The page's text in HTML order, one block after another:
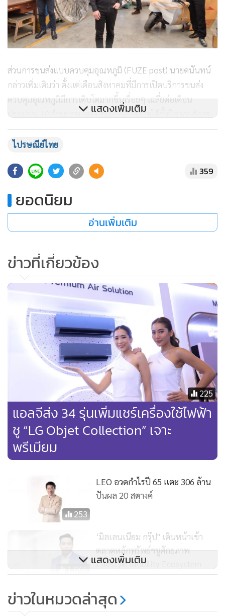
ส่วนการขนส่งแบบควบคุมอุณหภูมิ (FUZE post) นายดนันทน์
กล่าวเพิ่มเติมว่า ตั้งแต่เดือนสิงหาคมที่มีการเปิดบริการขนส่ง
ควบคุมอุณหภูมิมีการเติบโตมากขึ้นเรื่อยๆ เฉลี่ยต่อเดือน
ประมาณ 10 ล้านบาท โดยประมาณการรายได้ทั้งปีจากบริการ
ดังกล่าวจะอยู่ที่ 100 ล้านบาท ซึ่งหลังจากนี้อยู่ระหว่างการ
ดำเนินการขยายสาขารับฝากส่งสินค้าชนิดนี้เพิ่มขึ้นทั้งใน
ระบบไอทีเพื่อให้สามารถรับฝากส่งสิ่งของได้ง่ายสะดวกขึ้น จะ
นอกจากนี้ ไปรษณีย์ไทยได้นำศักยภาพ EMS ภายใต้แนวคิด "ส่ง
ใหญ่ ส่งยุ่ง ส่งยาก ส่งยา และส่งเย็น" มาใช้ในตลาดส่งของหนัก
คอนเซ็ปต์งานช้างยังไหว ส่งหนัก ส่งใหญ่แค่ไหนก็ของหมูๆ โดยผู้
ใช้บริการสามารถส่งของหนัก ของใหญ่จุใจตั้งแต่ไซส์ 30-200
กิโลกรัม มาตรฐานการนำจ่ายที่รวดเร็ว 2-4 วัน และอัตราค่า
บริการคิดราคา 2 รูปแบบ
ทั้งแบบคำนวณตามน้ำหนักจริงเริ่มต้น 30 กิโลกรัมแรก ราคา
200 บาท เฉลี่ยเพียง 6 บาท/กิโลกรัม ขนาดสิ่งของ
กว้าง+ยาว+สูง รวมกันไม่เกิน 600 เซนติเมตร และอัตราค่า
บริการสำหรับสินค้าสำเร็จรูป เช่น ประเภทกลุ่มเครื่องใช้ไฟฟ้า
ราคาเริ่มต้นที่ 200 บาท ยานพาหนะ ราคาเริ่มต้นที่ 600 บาท
เฟอร์นิเจอร์ ราคาเริ่มต้นที่ 300 บาท ส่วนระยะทางในการนำจ่าย
สิ่งของยังคงครอบคลุมทุกพื้นที่ทั้งพื้นที่เกาะ พื้นที่ห่างไกลใน 77
จังหวัด อีกทังยังมีการชดใช้ค่าเสียหายในกรณีสูญหาน/เสียหาย
ระหว่างการจัดส่งทางไปรษณีย์ตามมูลค่าความเสียหายที่เกิดขึ้น
ชดใช้เพิ่มได้สูงสุดถึง 200,000 บาท
"การส่งสิ่งของเฉพาะทาง หรือมีรูปแบบพิเศษเป็นสิ่งที่ไปรษณีย์
ไทยมีความชำนาญมาอย่างยาวนานซึ่งจะเห็นได้จากทั้งบริการส่ง
ยาจากโรงพยาบาล การส่งสินค้าควบคุมอุณหภูมิ (FUZE Post)
หรือแม้กระทั่งการส่งในพื้นที่ที่เข้าถึงลำบาก โดยการให้บริการ
เหล่านี้ยังเป็นการสร้างความได้เปรียบจากตลาดที่แข่งขันกันด้วย
คุณภาพและโซลูชันที่ครอบคลุมจากธุรกิจขนส่ง โดยเฉพาะใน 4
เทรนด์ที่กำลังเจริญเติบโตและจะกลายเป็นโอกาส ได้แก่ เทรนด์
แสดงเพิ่มเติม
ไปรษณีย์ไทย
359
ยอดนิยม
อ่านเพิ่มเติม
ข่าวที่เกี่ยวข้อง
225
แอลจีส่ง 34 รุ่นเพิ่มแชร์เครื่องใช้ไฟฟ้า
ชู “LG Objet Collection” เจาะ
พรีเมียม
253
LEO อวดกำไรปี 65 แตะ 306 ล้าน
ปันผล 20 สตางค์
1,066
‘มิลเลนเนียม กรุ๊ป" เดินหน้าเข้า
ตลาดหลักทรัพย์ฯชูศักยภาพ
Lifestyle Mobility Ecosystem
แสดงเพิ่มเติม
ข่าวในหมวดล่าสุด